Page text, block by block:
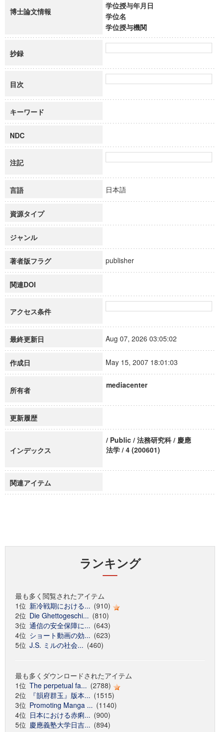
博士論文情報
学位授与年月日
学位名
学位授与機関
抄録
目次
キーワード
NDC
注記
言語 日本語
資源タイプ
ジャンル
著者版フラグ publisher
関連DOI
アクセス条件
最終更新日 Aug 07, 2026 03:05:02
作成日 May 15, 2007 18:01:03
所有者
mediacenter
更新履歴
インデックス
/ Public / 法務研究科 / 慶應
法学 / 4 (200601)
関連アイテム
ランキング
最も多く閲覧されたアイテム
1位 新冷戦期における... (910)
2位 Die Ghettogeschi... (810)
3位 通信の安全保障に... (643)
4位 ショート動画の効... (623)
5位 J.S. ミルの社会... (460)
最も多くダウンロードされたアイテム
1位 The perpetual fa... (2788)
2位
『韻府群玉』版本... (1515)
3位 Promoting Manga ... (1140)
4位 日本における赤痢... (900)
5位 慶應義塾大学日吉... (894)